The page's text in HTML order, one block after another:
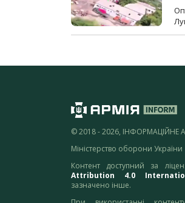
© 2018 - 2026, ІНФОРМАЦІЙНЕ
Міністерство оборони України
Контент доступний за
Attribution 4.0
зазначено інше.